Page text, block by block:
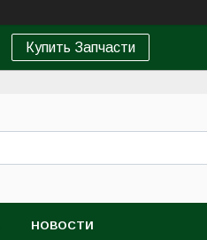
Купить Запчасти
НОВОСТИ